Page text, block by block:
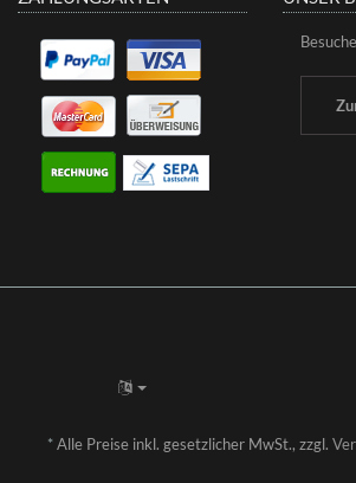
*Alle Preise inkl. gesetzlicher MwSt., zzgl.